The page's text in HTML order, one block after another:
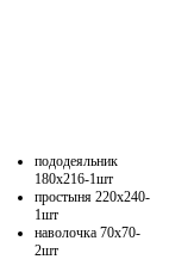
пододеяльник
180х216-1шт
простыня 220х240-
1шт
наволочка 70х70-
2шт